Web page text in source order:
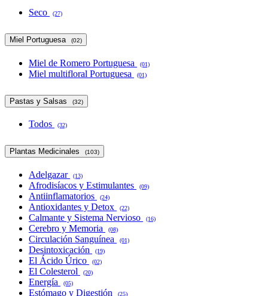
Seco (27)
Miel Portuguesa (02)
Miel de Romero Portuguesa (01)
Miel multifloral Portuguesa (01)
Pastas y Salsas (32)
Todos (32)
Plantas Medicinales (103)
Adelgazar (13)
Afrodisíacos y Estimulantes (09)
Antiinflamatorios (24)
Antioxidantes y Detox (22)
Calmante y Sistema Nervioso (16)
Cerebro y Memoria (08)
Circulación Sanguínea (01)
Desintoxicación (19)
El Ácido Úrico (02)
El Colesterol (20)
Energía (05)
Estómago y Digestión (25)